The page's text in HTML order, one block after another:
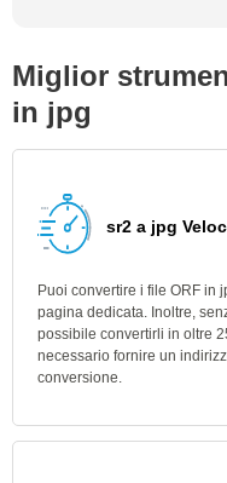
Miglior
in jpg
sr2 a jpg
Puoi convertire i file ORF in
pagina dedicata. Inoltre,
possibile convertirli in oltre
necessario fornire un
conversione.